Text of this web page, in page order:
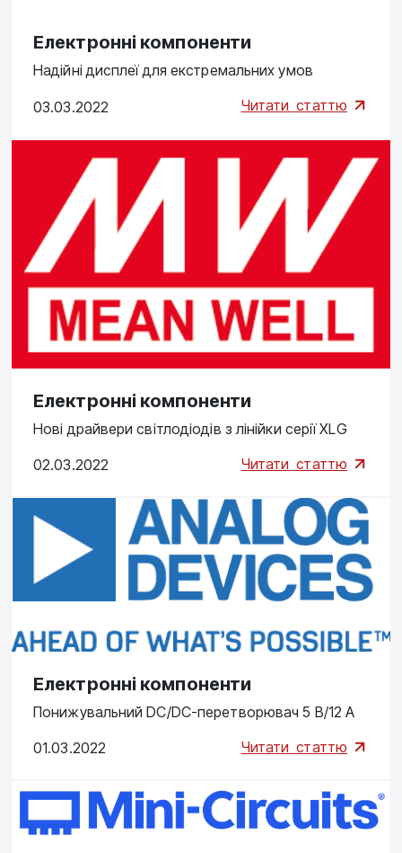
Електронні компоненти
Надійні дисплеї для екстремальних умов
03.03.2022 Читати статтю
Електронні компоненти
Нові драйвери світлодіодів з лінійки серії XLG
02.03.2022 Читати статтю
Електронні компоненти
Понижувальний DC/DC-перетворювач 5 В/12 А
01.03.2022 Читати статтю